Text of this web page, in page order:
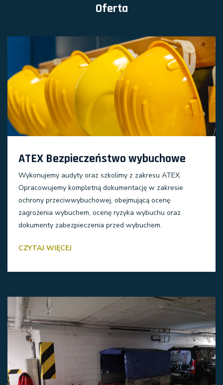
Oferta
ATEX Bezpieczeństwo wybuchowe
Wykonujemy audyty oraz szkolimy z zakresu ATEX.
Opracowujemy kompletną dokumentację w zakresie
ochrony przeciwwybuchowej, obejmującą ocenę
zagrożenia wybuchem, ocenę ryzyka wybuchu oraz
dokumenty zabezpieczenia przed wybuchem.
CZYTAJ WIĘCEJ